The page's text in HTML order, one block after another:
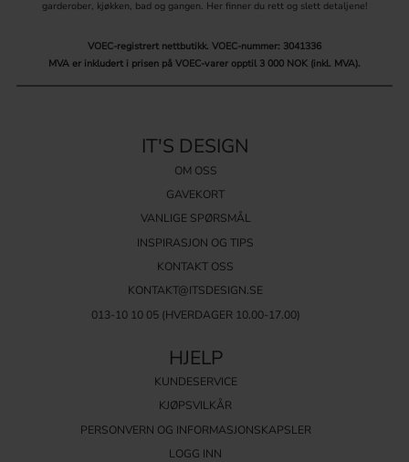
garderober, kjøkken, bad og gangen. Her finner du rett og slett detaljene!
VOEC-registrert nettbutikk. VOEC-nummer: 3041336
MVA er inkludert i prisen på VOEC-varer opptil 3 000 NOK (inkl. MVA).
IT'S DESIGN
OM OSS
GAVEKORT
VANLIGE SPØRSMÅL
INSPIRASJON OG TIPS
KONTAKT OSS
KONTAKT@ITSDESIGN.SE
013-10 10 05(HVERDAGER 10.00-17.00)
HJELP
KUNDESERVICE
KJØPSVILKÅR
PERSONVERN OG INFORMASJONSKAPSLER
LOGG INN